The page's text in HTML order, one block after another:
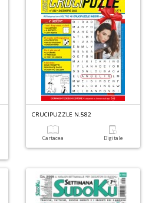
CRUCIPUZZLE N.582
Cartacea Digitale